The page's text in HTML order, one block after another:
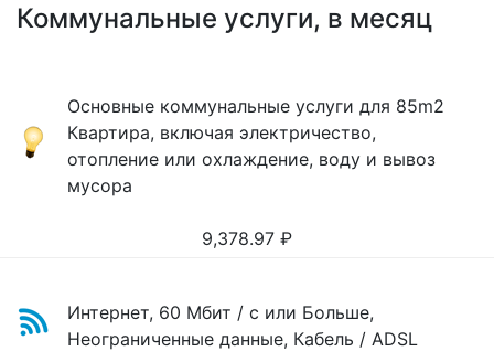
Коммунальные услуги, в месяц
Основные коммунальные услуги для 85m2
Квартира, включая электричество,
отопление или охлаждение, воду и вывоз
мусора
9,378.97 ₽
Интернет, 60 Мбит / с или Больше,
Неограниченные данные, Кабель / ADSL